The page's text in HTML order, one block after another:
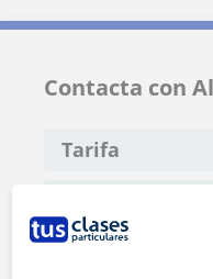
Contacta con
Tarifa